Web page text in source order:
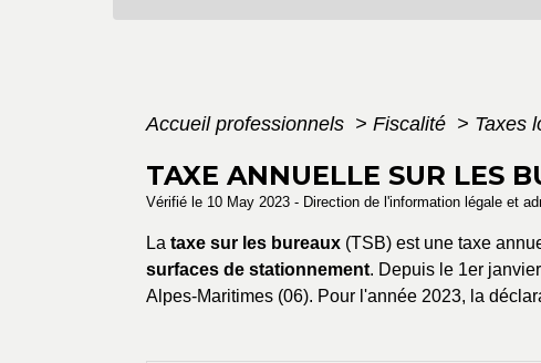
Accueil professionnels > Fiscalité > Taxes
TAXE ANNUELLE SUR LES
Vérifié le 10 May 2023 - Direction de l'information légale et
La taxe sur les bureaux (TSB) est une taxe
surfaces de stationnement. Depuis le 1er
Alpes-Maritimes (06). Pour l'année 2023, la